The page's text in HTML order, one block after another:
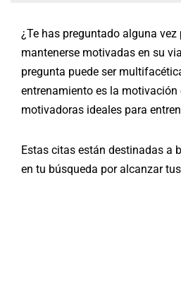
¿Te has preguntado alguna
mantenerse motivadas en su
pregunta puede ser
entrenamiento es la motivación
motivadoras ideales para
Estas citas están destinadas a
en tu búsqueda por alcanzar